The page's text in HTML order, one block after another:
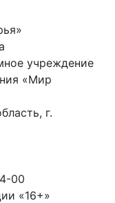
учреждение
«Мир
г.
00
«16+»